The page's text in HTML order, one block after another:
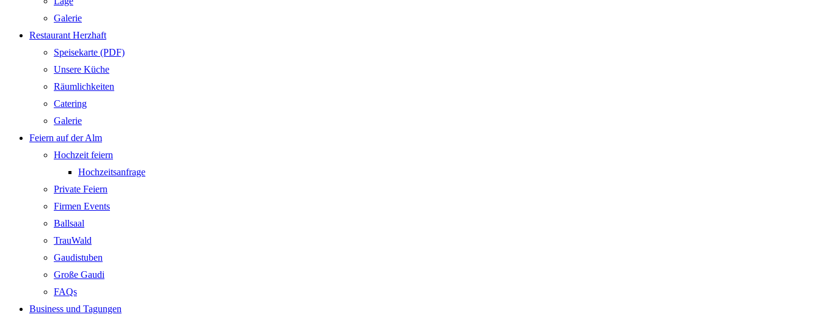
Galerie
Restaurant Herzhaft
Speisekarte (PDF)
Unsere Küche
Räumlichkeiten
Catering
Galerie
Feiern auf der Alm
Hochzeit feiern
Hochzeitsanfrage
Private Feiern
Firmen Events
Ballsaal
TrauWald
Gaudistuben
Große Gaudi
FAQs
Business und Tagungen